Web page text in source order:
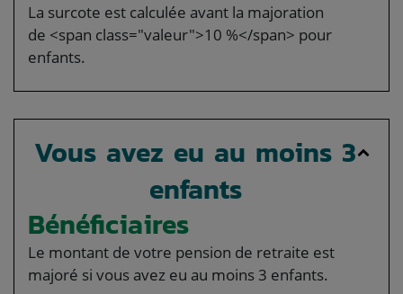
La surcote est calculée avant la majoration
de <span class="valeur">10 %</span> pour
enfants.
Vous avez eu au moins 3
enfants
Bénéficiaires
Le montant de votre pension de retraite est
majoré si vous avez eu au moins 3 enfants.